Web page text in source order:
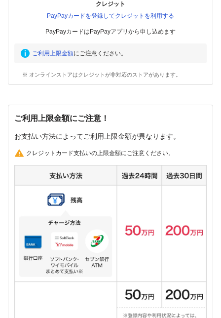
クレジット
PayPayカードを登録してクレジットを利用する
PayPayカードはPayPayアプリから申し込めます
ご利用上限金額にご注意ください。
※ オンラインストアはクレジットが非対応のストアがあります。
ご利用上限金額にご注意！
お支払い方法によってご利用上限金額が異なります。
クレジットカード支払いの上限金額にご注意ください。